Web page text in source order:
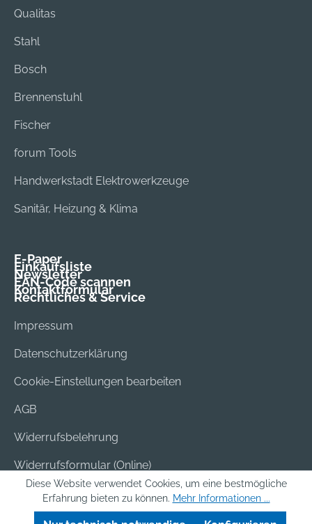
Qualitas
Stahl
Bosch
Brennenstuhl
Fischer
forum Tools
Handwerkstadt Elektrowerkzeuge
Sanitär, Heizung & Klima
E-Paper
Einkaufsliste
Newsletter
EAN-Code scannen
Kontaktformular
Rechtliches & Service
Impressum
Datenschutzerklärung
Cookie-Einstellungen bearbeiten
AGB
Widerrufsbelehrung
Widerrufsformular (Online)
Versand & Bezahlung
Batterieentsorgung
Diese Website verwendet Cookies, um eine bestmögliche
Erfahrung bieten zu können. Mehr Informationen ...